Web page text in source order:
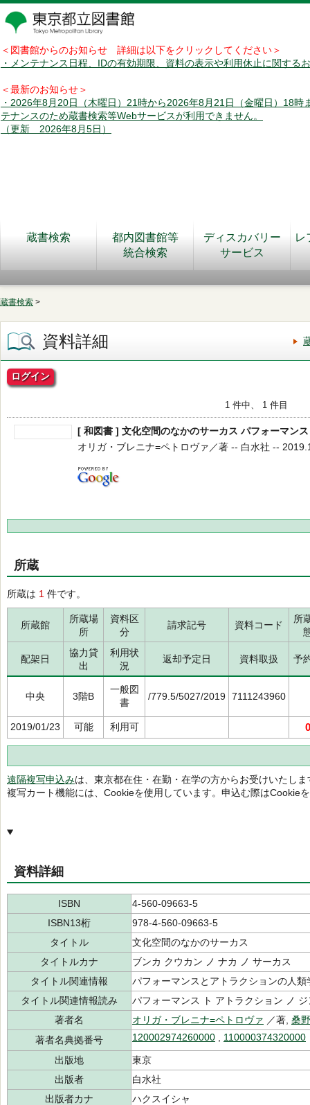
＜図書館からのお知らせ 詳細は以下をクリックしてください＞
・メンテナンス日程、IDの有効期限、資料の表示や利用休止に関する
＜最新のお知らせ＞
・2026年8月20日（木曜日）21時から2026年8月21日（金曜日）18時
テナンスのため蔵書検索等Webサービスが利用できません。
（更新 2026年8月5日）
蔵書検索
都内図書館等
統合検索
ディスカバリー
サービス
レ
蔵書検索 >
資料詳細
ログイン
1 件中、 1 件目
[ 和図書 ] 文化空間のなかのサーカス パフォーマン
オリガ・ブレニナ=ペトロヴァ／著 -- 白水社 --
所蔵
所蔵は 1 件です。
所蔵館
所蔵場
所
資料区
分
請求記号 資料コード
所
配架日
協力貸
出
利用状
況
返却予定日 資料取扱 予
中央 3階B
一般図
書
/779.5/5027/2019 7111243960
2019/01/23 可能 利用可 0
遠隔複写申込みは、東京都在住・在勤・在学の方からお受けいたしま
複写カート機能には、Cookieを使用しています。申込む際はCookie
資料詳細
ISBN
4-560-09663-5
ISBN13桁
978-4-560-09663-5
タイトル
文化空間のなかのサーカス
タイトルカナ
ブンカ クウカン ノ ナカ ノ サーカス
タイトル関連情報
パフォーマンスとアトラクションの人類
タイトル関連情報読み
パフォーマンス ト アトラクション ノ
著者名
オリガ・ブレニナ=ペトロヴァ ／著, 桑
著者名典拠番号
120002974260000 110000374320000
出版地
東京
出版者
白水社
出版者カナ
ハクスイシャ